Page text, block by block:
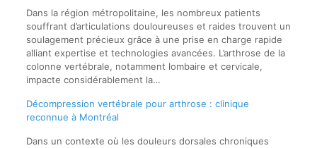
Dans la région métropolitaine, les nombreux patients
souffrant d’articulations douloureuses et raides trouvent un
soulagement précieux grâce à une prise en charge rapide
alliant expertise et technologies avancées. L’arthrose de la
colonne vertébrale, notamment lombaire et cervicale,
impacte considérablement la…
Décompression vertébrale pour arthrose : clinique
reconnue à Montréal
Dans un contexte où les douleurs dorsales chroniques